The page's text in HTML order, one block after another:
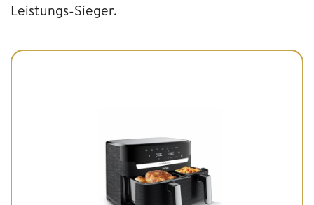
Leistungs-Sieger.